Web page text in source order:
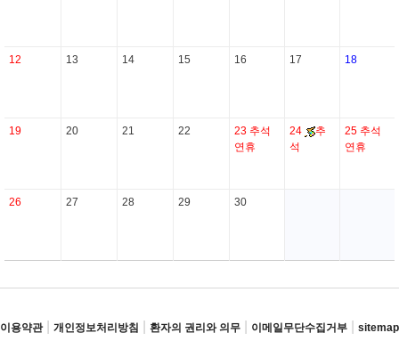
12 13 14 15 16 17 18
19 20 21 22 23 추석
연휴
24
추
석
25 추석
연휴
26 27 28 29 30
이용약관 개인정보처리방침 환자의 권리와 의무 이메일무단수집거부 sitemap